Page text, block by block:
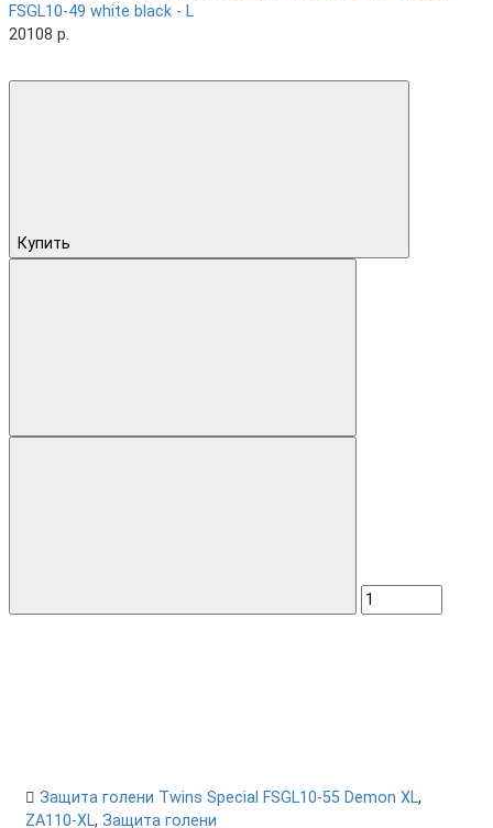
FSGL10-49 white black - L
20108 р.
Купить
Защита голени Twins Special FSGL10-55 Demon XL,
ZA110-XL, Защита голени